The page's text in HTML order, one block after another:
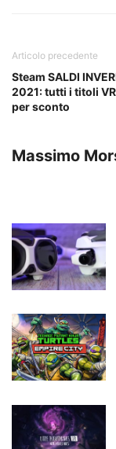
Articolo precedente
Steam SALDI
2021: tutti i titoli
per sconto
Massimo